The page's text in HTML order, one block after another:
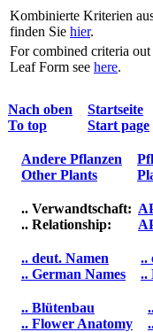
Kombinierte Kriterien
finden Sie hier.
For combined criteria
Leaf Form see here.
Nach oben
To top
Startseite
Start page
Andere Pflanzen
Other Plants
.. Verwandtschaft:
.. Relationship:
.. deut. Namen
.. German Names
..
..
.. Blütenbau
.. Flower Anatomy